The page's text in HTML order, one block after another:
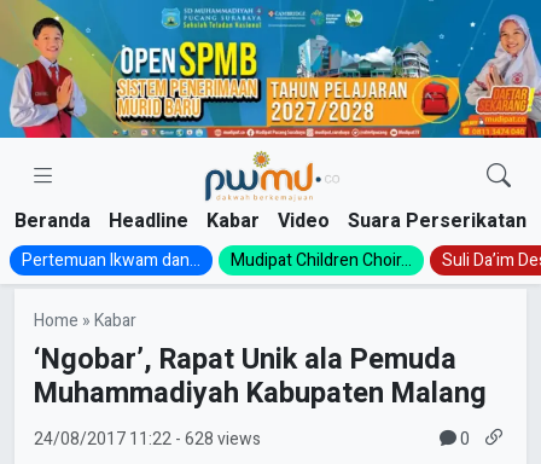
Skip
content
Beranda Headline Kabar Video Suara Perserikatan
Pertemuan Ikwam dan... Mudipat Children Choir... Suli Da’im
Home »Kabar
‘Ngobar’, Rapat Unik ala Pemuda
Muhammadiyah Kabupaten Malang
24/08/201711:22- 628 views 0